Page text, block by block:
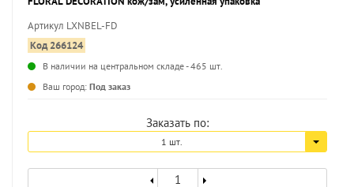
Артикул LXNBEL-FD
Код 266124
В наличии на центральном складе - 465 шт.
Ваш город: Под заказ
Заказать по:
1 шт.